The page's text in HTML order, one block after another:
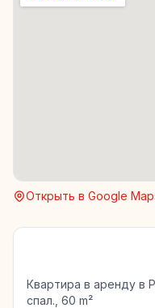
Открыть в Google
Квартира в аренду в
спал., 60 m²